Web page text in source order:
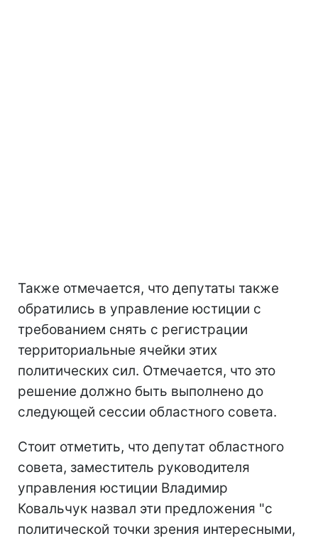
Также отмечается, что депутаты также
обратились в управление юстиции с
требованием снять с регистрации
территориальные ячейки этих
политических сил. Отмечается, что это
решение должно быть выполнено до
следующей сессии областного совета.
Стоит отметить, что депутат областного
совета, заместитель руководителя
управления юстиции Владимир
Ковальчук назвал эти предложения "с
политической точки зрения интересными,